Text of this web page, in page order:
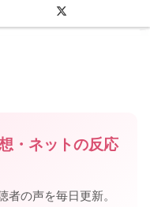
・ネットの反応
者の声を毎日更新。